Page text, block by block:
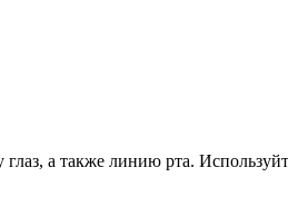
а также линию рта.